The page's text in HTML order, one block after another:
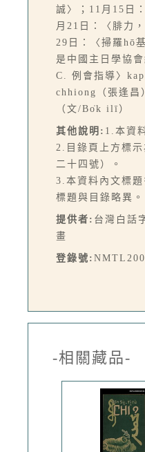
誠〉；11月15日
月21日：〈腓力
29日：〈掃羅hō͘
是中國主日學協
C. 例會指導〉
chhiong（張逢昌
（文/Bo̍k ilī）
其他說明: 1.本資
2.目錄頁上方標
二十四號）。
3.本資料內文標
標題與目錄略異。
提供者: 台灣白話
畫
登錄號:
-相關藏品-